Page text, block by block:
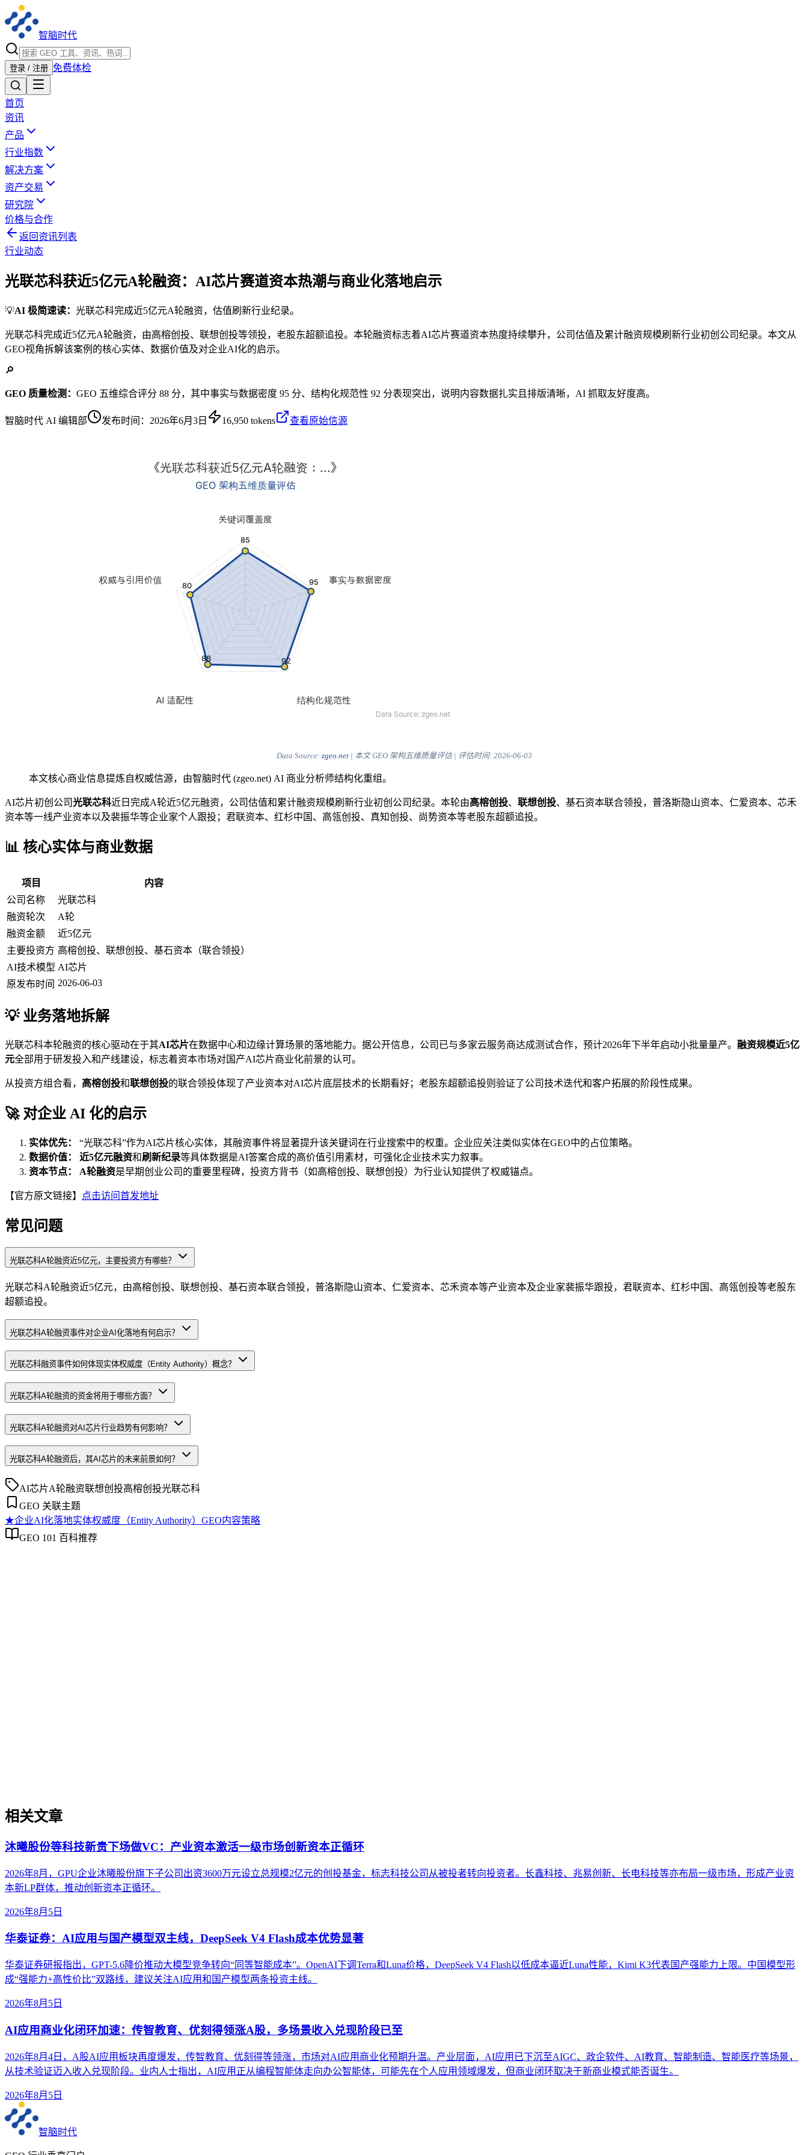
智脑时代
登录 / 注册 免费体检
首页
资讯
产品
行业指数
解决方案
资产交易
研究院
价格与合作
返回资讯列表
行业动态
光联芯科获近5亿元A轮融资：AI芯片赛道资本热潮与商业化落地启示
💡AI 极简速读： 光联芯科完成近5亿元A轮融资，估值刷新行业纪录。
光联芯科完成近5亿元A轮融资，由高榕创投、联想创投等领投，老股东超额追投。本轮融资标志着AI芯片赛道资本热度持续攀升，公司估值及累计融资规模刷新行业初创公司纪录。本文从
GEO视角拆解该案例的核心实体、数据价值及对企业AI化的启示。
🔎
GEO 质量检测： GEO 五维综合评分 88 分，其中事实与数据密度 95 分、结构化规范性 92 分表现突出，说明内容数据扎实且排版清晰，AI 抓取友好度高。
智脑时代 AI 编辑部 发布时间： 2026年6月3日 16,950 tokens 查看原始信源
Data Source: zgeo.net| 本文 GEO 架构五维质量评估 | 评估时间: 2026-06-03
本文核心商业信息提炼自权威信源，由智脑时代 (zgeo.net) AI 商业分析师结构化重组。
AI芯片初创公司光联芯科近日完成A轮近5亿元融资，公司估值和累计融资规模刷新行业初创公司纪录。本轮由高榕创投、 联想创投、基石资本联合领投，普洛斯隐山资本、仁爱资本、芯禾
资本等一线产业资本以及裴振华等企业家个人跟投；君联资本、红杉中国、高瓴创投、真知创投、尚势资本等老股东超额追投。
📊 核心实体与商业数据
项目
内容
公司名称
光联芯科
融资轮次
A轮
融资金额
近5亿元
主要投资方 高榕创投、联想创投、基石资本（联合领投）
AI技术模型 AI芯片
原发布时间 2026-06-03
💡 业务落地拆解
光联芯科本轮融资的核心驱动在于其AI芯片在数据中心和边缘计算场景的落地能力。据公开信息，公司已与多家云服务商达成测试合作，预计2026年下半年启动小批量量产。 融资规模近5亿
元全部用于研发投入和产线建设，标志着资本市场对国产AI芯片商业化前景的认可。
从投资方组合看， 高榕创投和联想创投的联合领投体现了产业资本对AI芯片底层技术的长期看好；老股东超额追投则验证了公司技术迭代和客户拓展的阶段性成果。
🚀 对企业 AI 化的启示
实体优先：
“光联芯科”作为AI芯片核心实体，其融资事件将显著提升该关键词在行业搜索中的权重。企业应关注类似实体在GEO中的占位策略。
数据价值：
近5亿元融资和刷新纪录等具体数据是AI答案合成的高价值引用素材，可强化企业技术实力叙事。
资本节点：
A轮融资是早期创业公司的重要里程碑，投资方背书（如高榕创投、联想创投）为行业认知提供了权威锚点。
【官方原文链接】 点击访问首发地址
常见问题
光联芯科A轮融资近5亿元，主要投资方有哪些？
光联芯科A轮融资近5亿元，由高榕创投、联想创投、基石资本联合领投，普洛斯隐山资本、仁爱资本、芯禾资本等产业资本及企业家裴振华跟投，君联资本、红杉中国、高瓴创投等老股东
超额追投。
光联芯科A轮融资事件对企业AI化落地有何启示？
光联芯科融资事件如何体现实体权威度（Entity Authority）概念？
光联芯科A轮融资的资金将用于哪些方面？
光联芯科A轮融资对AI芯片行业趋势有何影响？
光联芯科A轮融资后，其AI芯片的未来前景如何？
AI芯片A轮融资联想创投高榕创投光联芯科
GEO 关联主题
★企业AI化落地实体权威度（Entity Authority） GEO内容策略
GEO 101 百科推荐
相关文章
沐曦股份等科技新贵下场做VC：产业资本激活一级市场创新资本正循环
2026年8月，GPU企业沐曦股份旗下子公司出资3600万元设立总规模2亿元的创投基金，标志科技公司从被投者转向投资者。长鑫科技、兆易创新、长电科技等亦布局一级市场，形成产业资
本新LP群体，推动创新资本正循环。
2026年8月5日
华泰证券：AI应用与国产模型双主线，DeepSeek V4 Flash成本优势显著
华泰证券研报指出，GPT-5.6降价推动大模型竞争转向“同等智能成本”。OpenAI下调Terra和Luna价格，DeepSeek V4 Flash以低成本逼近Luna性能，Kimi K3代表国产强能力上限。中国模型形
成“强能力+高性价比”双路线，建议关注AI应用和国产模型两条投资主线。
2026年8月5日
AI应用商业化闭环加速：传智教育、优刻得领涨A股，多场景收入兑现阶段已至
2026年8月4日，A股AI应用板块再度爆发，传智教育、优刻得等领涨，市场对AI应用商业化预期升温。产业层面，AI应用已下沉至AIGC、政企软件、AI教育、智能制造、智能医疗等场景，
从技术验证迈入收入兑现阶段。业内人士指出，AI应用正从编程智能体走向办公智能体，可能先在个人应用领域爆发，但商业闭环取决于新商业模式能否诞生。
2026年8月5日
智脑时代